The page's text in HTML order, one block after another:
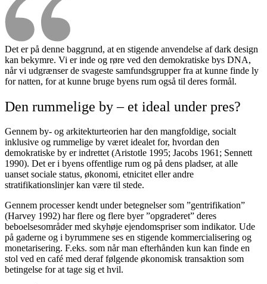
Det er på denne baggrund, at en stigende anvendelse af dark design
kan bekymre. Vi er inde og røre ved den demokratiske bys DNA,
når vi udgrænser de svageste samfundsgrupper fra at kunne finde ly
for natten, for at kunne bruge byens rum også til deres formål.
Den rummelige by – et ideal under pres?
Gennem by- og arkitekturteorien har den mangfoldige, socialt
inklusive og rummelige by været idealet for, hvordan den
demokratiske by er indrettet (Aristotle 1995; Jacobs 1961; Sennett
1990). Det er i byens offentlige rum og på dens pladser, at alle
uanset sociale status, økonomi, etnicitet eller andre
stratifikationslinjer kan være til stede.
Gennem processer kendt under betegnelser som ”gentrifikation”
(Harvey 1992) har flere og flere byer ”opgraderet” deres
beboelsesområder med skyhøje ejendomspriser som indikator. Ude
på gaderne og i byrummene ses en stigende kommercialisering og
monetarisering. F.eks. som når man efterhånden kun kan finde en
stol ved en café med deraf følgende økonomisk transaktion som
betingelse for at tage sig et hvil.